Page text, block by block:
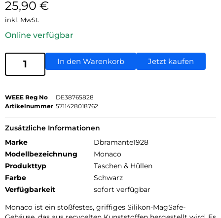
25,90 €
inkl. MwSt.
Online verfügbar
In den Warenkorb Jetzt kaufen
WEEE Reg No
DE38765828
Artikelnummer 5711428018762
Zusätzliche Informationen
Marke
Dbramante1928
Modellbezeichnung
Monaco
Produkttyp
Taschen & Hüllen
Farbe
Schwarz
Verfügbarkeit
sofort verfügbar
Monaco ist ein stoßfestes, griffiges Silikon-MagSafe-